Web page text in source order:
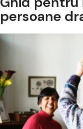
persoane